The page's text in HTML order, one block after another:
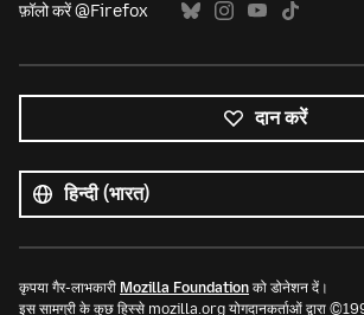
फ़ॉलो करें @Firefox
दान करें
भाषाएं
भाषा
कृपया गैर-लाभकारी Mozilla Foundation को डोनेशन दें।
इस सामग्री के कुछ हिस्से mozilla.org योगदानकर्ताओं द्वारा